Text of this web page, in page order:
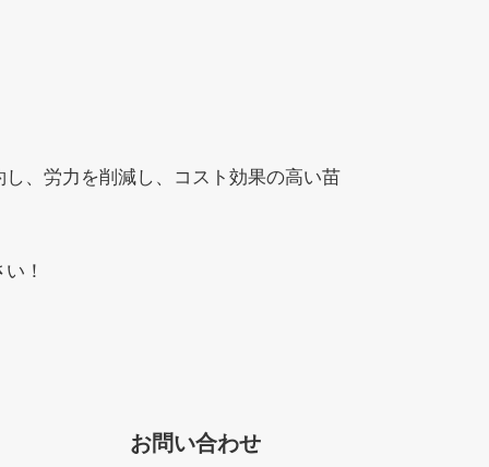
し、労力を削減し、コスト効果の高い苗
！
お問い合わせ